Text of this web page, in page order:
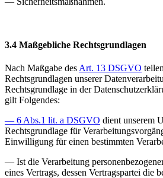
3.4 Maßgebliche Rechtsgrundlagen
Nach Maßgabe des Art. 13 DSGVO
Rechtsgrundlagen unserer
Rechtsgrundlage in der
gilt Folgendes:
— 6 Abs.1 lit. a DSGVO dient unserem
Rechtsgrundlage für
Einwilligung für einen bestimmten
— Ist die Verarbeitung
eines Vertrags, dessen Vertragspartei die